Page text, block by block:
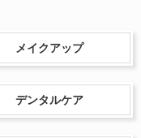
メイクアップ
デンタルケア